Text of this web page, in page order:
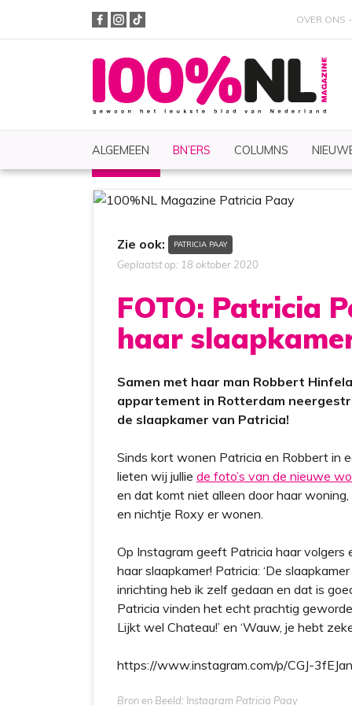
OVER ONS
ALGEMEEN BN’ERS COLUMNS
Zoeken
Zie ook: PATRICIA PAAY
Geplaatst op: 18 oktober 2020
FOTO: Patricia
haar
Samen met haar man Robbert
appartement in Rotterdam
de slaapkamer van Patricia!
Sinds kort wonen Patricia en Robbert in
lieten wij jullie de foto’s van de nieuwe
en dat komt niet alleen door haar
en nichtje Roxy er wonen.
Op Instagram geeft Patricia haar volgers
haar slaapkamer! Patricia: ‘De
inrichting heb ik zelf gedaan en dat is
Patricia vinden het echt prachtig
Lijkt wel Chateau!’ en ‘Wauw, je hebt
https://www.instagram.com/p/CGJ-
Bron en Beeld: Instagram Patricia Paay